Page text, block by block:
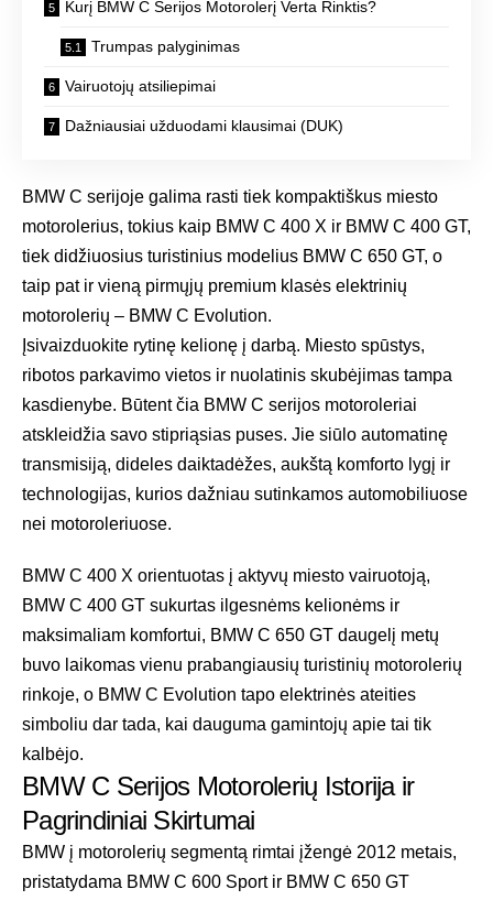
Kurį BMW C Serijos Motorolerį Verta Rinktis?
Trumpas palyginimas
Vairuotojų atsiliepimai
Dažniausiai užduodami klausimai (DUK)
BMW C serijoje galima rasti tiek kompaktiškus miesto
motorolerius, tokius kaip BMW C 400 X ir BMW C 400 GT,
tiek didžiuosius turistinius modelius BMW C 650 GT, o
taip pat ir vieną pirmųjų premium klasės elektrinių
motorolerių – BMW C Evolution.
Įsivaizduokite rytinę kelionę į darbą. Miesto spūstys,
ribotos parkavimo vietos ir nuolatinis skubėjimas tampa
kasdienybe. Būtent čia BMW C serijos motoroleriai
atskleidžia savo stipriąsias puses. Jie siūlo automatinę
transmisiją, dideles daiktadėžes, aukštą komforto lygį ir
technologijas, kurios dažniau sutinkamos automobiliuose
nei motoroleriuose.
BMW C 400 X orientuotas į aktyvų miesto vairuotoją,
BMW C 400 GT sukurtas ilgesnėms kelionėms ir
maksimaliam komfortui, BMW C 650 GT daugelį metų
buvo laikomas vienu prabangiausių turistinių motorolerių
rinkoje, o BMW C Evolution tapo elektrinės ateities
simboliu dar tada, kai dauguma gamintojų apie tai tik
kalbėjo.
BMW C Serijos Motorolerių Istorija ir
Pagrindiniai Skirtumai
BMW į motorolerių segmentą rimtai įžengė 2012 metais,
pristatydama BMW C 600 Sport ir BMW C 650 GT